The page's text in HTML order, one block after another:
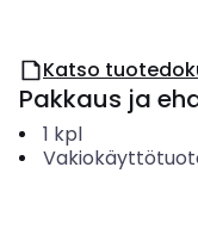
Katso
Pakkaus ja
1 kpl